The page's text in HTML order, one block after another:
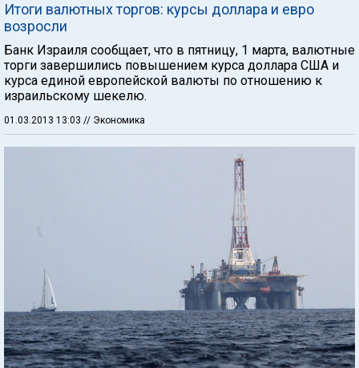
Итоги валютных торгов: курсы доллара и евро
возросли
Банк Израиля сообщает, что в пятницу, 1 марта, валютные
торги завершились повышением курса доллара США и
курса единой европейской валюты по отношению к
израильскому шекелю.
01.03.2013 13:03 // Экономика